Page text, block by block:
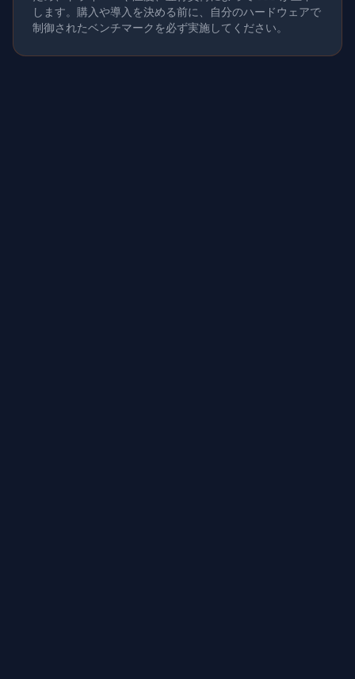
します。購入や導入を決める前に、自分のハードウェアで
制御されたベンチマークを必ず実施してください。